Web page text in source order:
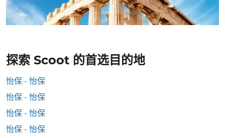
探索 Scoot 的首选目的地
怡保 - 怡保
怡保 - 怡保
怡保 - 怡保
怡保 - 怡保